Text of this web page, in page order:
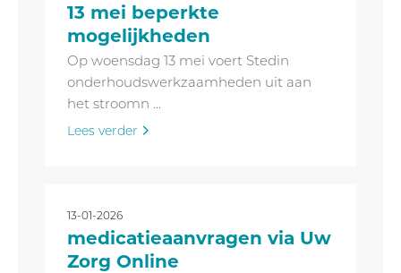
13 mei beperkte
mogelijkheden
Op woensdag 13 mei voert Stedin
onderhoudswerkzaamheden uit aan
het stroomn ...
Lees verder
13-01-2026
medicatieaanvragen via Uw
Zorg Online